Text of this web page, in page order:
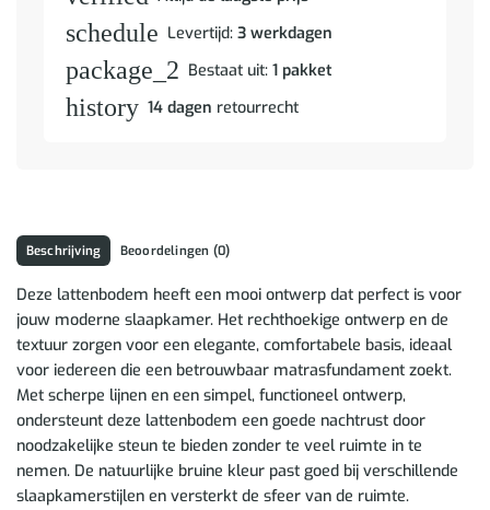
schedule Levertijd: 3 werkdagen
package_2 Bestaat uit: 1 pakket
history 14 dagen retourrecht
Beschrijving Beoordelingen (0)
Deze lattenbodem heeft een mooi ontwerp dat perfect is voor
jouw moderne slaapkamer. Het rechthoekige ontwerp en de
textuur zorgen voor een elegante, comfortabele basis, ideaal
voor iedereen die een betrouwbaar matrasfundament zoekt.
Met scherpe lijnen en een simpel, functioneel ontwerp,
ondersteunt deze lattenbodem een goede nachtrust door
noodzakelijke steun te bieden zonder te veel ruimte in te
nemen. De natuurlijke bruine kleur past goed bij verschillende
slaapkamerstijlen en versterkt de sfeer van de ruimte.